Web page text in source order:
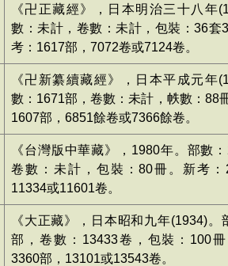
《卍正藏經》，日本明治三十八年
數：未計，卷數：未計，包裝：36套
考：1617部，7072卷或7124卷。
《卍新纂續藏經》，日本平成元年
數：1671部，卷數：未計，帙數：88
1607部，6851餘卷或7366餘卷。
《台灣版中華藏》，1980年。部數
卷數：未計，包裝：80冊。新考：
11334或11601卷。
《大正藏》，日本昭和九年(1934)。
部，卷數：13433卷，包裝：100
3360部，13101或13543卷。